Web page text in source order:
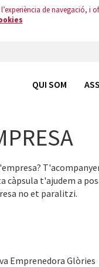
de navegació, i
QUI SOM
càpsula t'ajudem a
no et paralitzi.
Emprenedora Glòries